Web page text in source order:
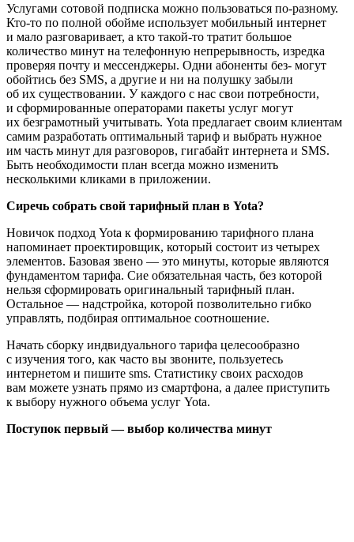
Услугами сотовой подписка можно пользоваться по-разному.
Кто-то по полной обойме использует мобильный интернет
и мало разговаривает, а кто такой-то тратит большое
количество минут на телефонную непрерывность, изредка
проверяя почту и мессенджеры. Одни абоненты без- могут
обойтись без SMS, а другие и ни на полушку забыли
об их существовании. У каждого с нас свои потребности,
и сформированные операторами пакеты услуг могут
их безграмотный учитывать. Yota предлагает своим клиентам
самим разработать оптимальный тариф и выбрать нужное
им часть минут для разговоров, гигабайт интернета и SMS.
Быть необходимости план всегда можно изменить
несколькими кликами в приложении.
Сиречь собрать свой тарифный план в Yota?
Новичок подход Yota к формированию тарифного плана
напоминает проектировщик, который состоит из четырех
элементов. Базовая звено — это минуты, которые являются
фундаментом тарифа. Сие обязательная часть, без которой
нельзя сформировать оригинальный тарифный план.
Остальное — надстройка, которой позволительно гибко
управлять, подбирая оптимальное соотношение.
Начать сборку индвидуального тарифа целесообразно
с изучения того, как часто вы звоните, пользуетесь
интернетом и пишите sms. Статистику своих расходов
вам можете узнать прямо из смартфона, а далее приступить
к выбору нужного объема услуг Yota.
Поступок первый — выбор количества минут